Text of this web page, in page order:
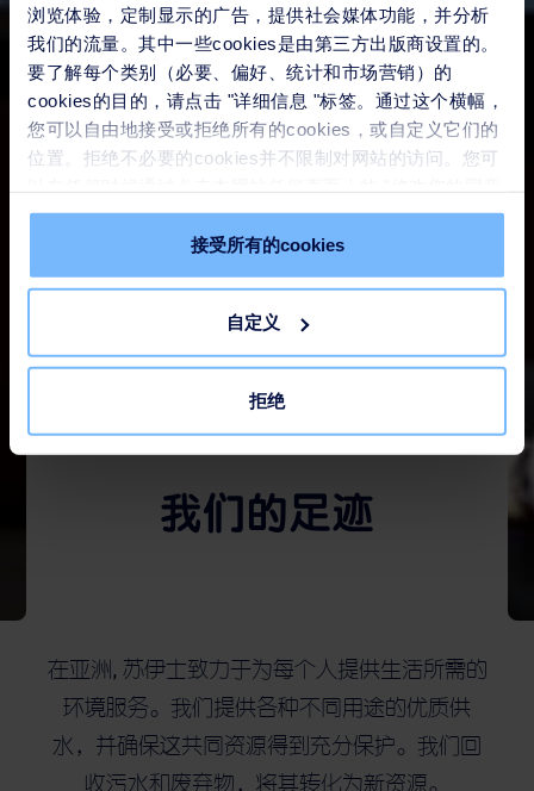
浏览体验，定制显示的广告，提供社会媒体功能，并分析
我们的流量。其中一些cookies是由第三方出版商设置的。
要了解每个类别（必要、偏好、统计和市场营销）的
cookies的目的，请点击 "详细信息 "标签。通过这个横幅，
您可以自由地接受或拒绝所有的cookies，或自定义它们的
位置。拒绝不必要的cookies并不限制对网站的访问。您可
" 链接来撤回您的同意。请在我们的Cookie政策中了解更
接受所有的cookies
自定义
拒绝
我们的足迹
在亚洲, 苏伊士致力于为每个人提供生活所需的
环境服务。我们提供各种不同用途的优质供
水，并确保这共同资源得到充分保护。我们回
收污水和废弃物，将其转化为新资源。